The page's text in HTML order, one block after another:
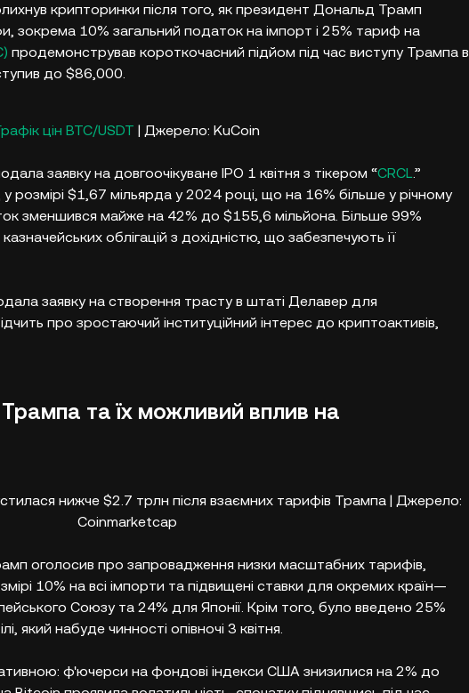
крипторинки після того, як президент Дональд Трамп
зокрема 10% загальний податок на імпорт і 25% тариф на
продемонстрував короткочасний підйом під час виступу Трампа в
до $86,000.​
цін BTC/USDT | Джерело: KuCoin
заявку на довгоочікуване IPO 1 квітня з тікером “CRCL.”
розмірі $1,67 мільярда у 2024 році, що на 16% більше у річному
зменшився майже на 42% до $155,6 мільйона. Більше 99%
облігацій з дохідністю, що забезпечують її
заявку на створення трасту в штаті Делавер для
про зростаючий інституційний інтерес до криптоактивів,
та їх можливий вплив на
нижче $2.7 трлн після взаємних тарифів Трампа | Джерело:
Coinmarketcap
оголосив про запровадження низки масштабних тарифів,
10% на всі імпорти та підвищені ставки для окремих країн—
Союзу та 24% для Японії. Крім того, було введено 25%
який набуде чинності опівночі 3 квітня.
ф'ючерси на фондові індекси США знизилися на 2% до